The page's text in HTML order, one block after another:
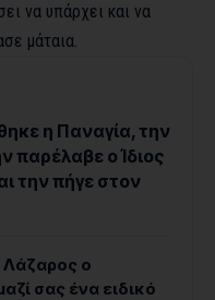
να υπάρχει και να
μάταια.
η Παναγία, την
παρέλαβε ο Ίδιος
την πήγε στον
Λάζαρος ο
σας ένα ειδικό